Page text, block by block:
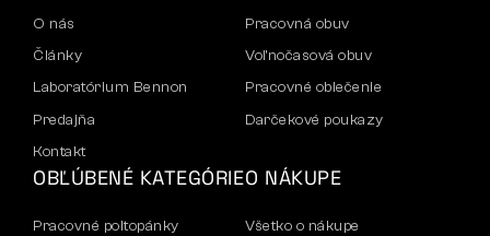
O nás
Články
Laboratórium Bennon
Predajňa
Kontakt
Pracovná obuv
Voľnočasová obuv
Pracovné oblečenie
Darčekové poukazy
OBĽÚBENÉ KATEGÓRIE
Pracovné poltopánky
O NÁKUPE
Všetko o nákupe